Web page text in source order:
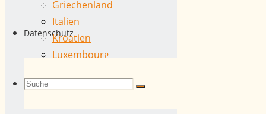
Datenschutz
Suche
Suchen
Suche
„Wintercamping“
light
Griechenland
Italien
Kroatien
Luxembourg
Rumänien